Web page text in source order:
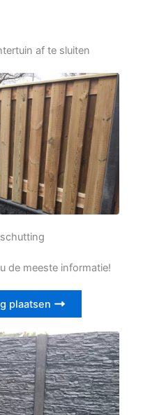
af te sluiten
de meeste informatie!
plaatsen